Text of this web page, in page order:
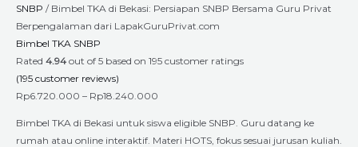
SNBP / Bimbel TKA di Bekasi: Persiapan SNBP Bersama Guru Privat
Berpengalaman dari LapakGuruPrivat.com
Bimbel TKA SNBP
Rated 4.94 out of 5 based on 195 customer ratings
(195 customer reviews)
Rp6.720.000 – Rp18.240.000
Bimbel TKA di Bekasi untuk siswa eligible SNBP. Guru datang ke
rumah atau online interaktif. Materi HOTS, fokus sesuai jurusan kuliah.